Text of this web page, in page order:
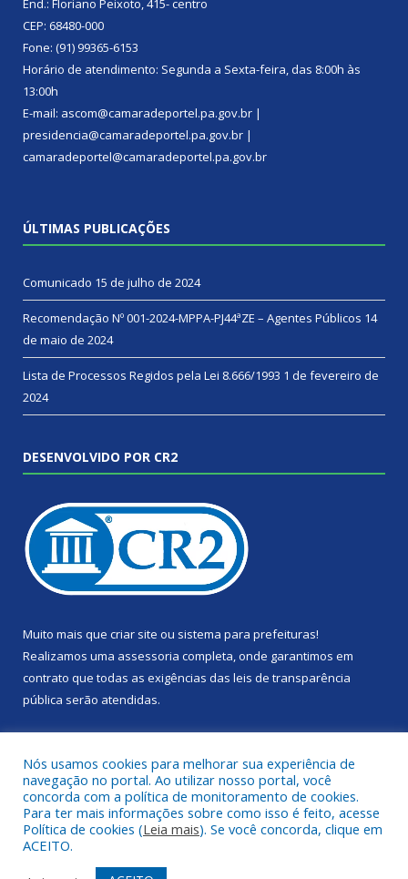
End.: Floriano Peixoto, 415- centro
CEP: 68480-000
Fone: (91) 99365-6153
Horário de atendimento: Segunda a Sexta-feira, das 8:00h às
13:00h
E-mail: ascom@camaradeportel.pa.gov.br |
presidencia@camaradeportel.pa.gov.br |
camaradeportel@camaradeportel.pa.gov.br
ÚLTIMAS PUBLICAÇÕES
Comunicado 15 de julho de 2024
Recomendação Nº 001-2024-MPPA-PJ44ªZE – Agentes Públicos 14
de maio de 2024
Lista de Processos Regidos pela Lei 8.666/1993 1 de fevereiro de
2024
DESENVOLVIDO POR CR2
Muito mais que criar site ou sistema para prefeituras!
Realizamos uma assessoria completa, onde garantimos em
contrato que todas as exigências das leis de transparência
pública serão atendidas.
Todos os direitos reservados a Câmara Municipal de Portel.
Nós usamos cookies para melhorar sua experiência de
navegação no portal. Ao utilizar nosso portal, você
concorda com a política de monitoramento de cookies.
Para ter mais informações sobre como isso é feito, acesse
Política de cookies (Leia mais). Se você concorda, clique em
ACEITO.